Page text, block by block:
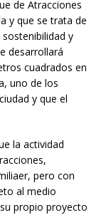
de Atracciones
y que se trata de
y
desarrollará
cuadrados en
uno de los
y que el
la actividad
pero con
al medio
propio proyecto